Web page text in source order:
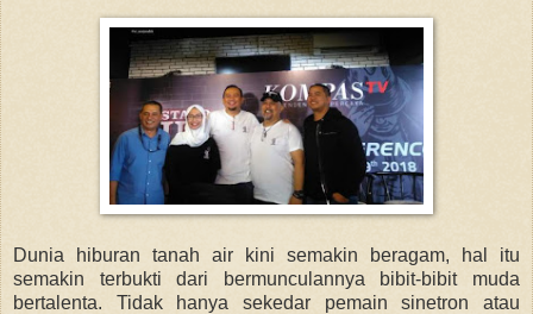
Dunia hiburan tanah air kini semakin beragam, hal itu
semakin terbukti dari bermunculannya bibit-bibit muda
bertalenta. Tidak hanya sekedar pemain sinetron atau